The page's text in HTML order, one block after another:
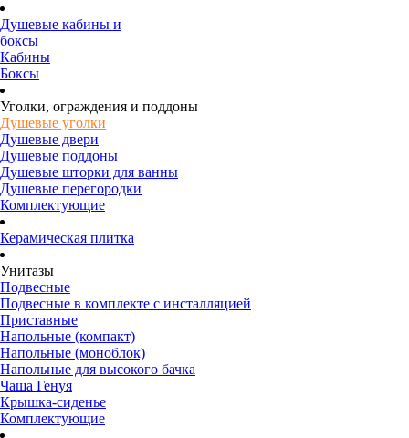
Душевые кабины и
боксы
Кабины
Боксы
Уголки, ограждения и поддоны
Душевые уголки
Душевые двери
Душевые поддоны
Душевые шторки для ванны
Душевые перегородки
Комплектующие
Керамическая плитка
Унитазы
Подвесные
Подвесные в комплекте с инсталляцией
Приставные
Напольные (компакт)
Напольные (моноблок)
Напольные для высокого бачка
Чаша Генуя
Крышка-сиденье
Комплектующие